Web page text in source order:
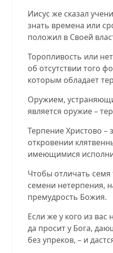
Иисус же сказал
знать времена или
положил в Своей
Торопливость или
об отсутствии того
которым обладает
Оружием,
является оружие –
Терпение Христово –
откровении
имеющимися
Чтобы отличать семя
семени нетерпения,
премудрость Божия.
Если же у кого из вас
да просит у Бога,
без упреков, – и